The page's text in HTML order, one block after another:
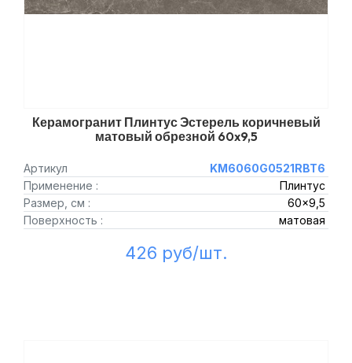
Керамогранит Плинтус Эстерель коричневый
матовый обрезной 60x9,5
Артикул
KM6060G0521RBT6
Применение :
Плинтус
Размер, см :
60x9,5
Поверхность :
матовая
426 руб/шт.